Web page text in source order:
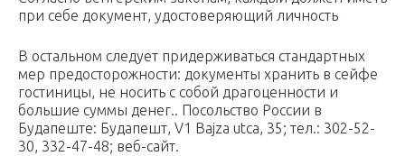
при себе документ, удостоверяющий личность
В остальном следует придерживаться стандартных
мер предосторожности: документы хранить в сейфе
гостиницы, не носить с собой драгоценности и
большие суммы денег.. Посольство России в
Будапеште: Будапешт, V1 Bajza utca, 35; тел.: 302-52-
30, 332-47-48; веб-сайт.